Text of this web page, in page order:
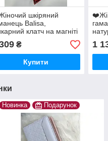
шкіряний
Balisa,
клатч на магніті
₴
Купити
1
Новинка Подарунок